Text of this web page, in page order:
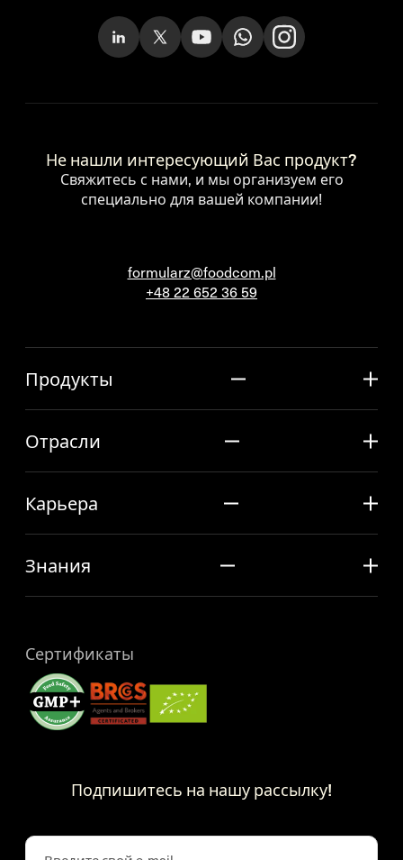
Не нашли интересующий Вас продукт?
Свяжитесь с нами, и мы организуем его
специально для вашей компании!
formularz@foodcom.pl
+48 22 652 36 59
Продукты
Отрасли
Карьера
Знания
Сертификаты
Подпишитесь на нашу рассылку!